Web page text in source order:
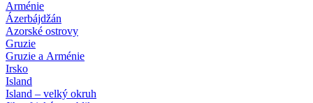
Arménie
Ázerbájdžán
Azorské ostrovy
Gruzie
Gruzie a Arménie
Irsko
Island
Island – velký okruh